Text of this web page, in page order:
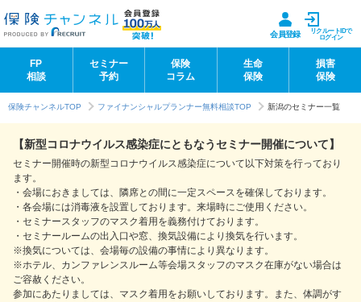
会員登録
リクルートIDで
ログイン
FP
相談
セミナー
予約
保険
コラム
生命
保険
損害
保険
保険チャンネルTOP ファイナンシャルプランナー無料相談TOP 新潟のセミナー一覧
【新型コロナウイルス感染症にともなうセミナー開催について】
セミナー開催時の新型コロナウイルス感染症について以下対策を行っており
ます。
・会場におきましては、隣席との間に一定スペースを確保しております。
・各会場には消毒液を設置しております。来場時にご使用ください。
・セミナースタッフのマスク着用を義務付けております。
・セミナールームの出入口や窓、換気設備により換気を行います。
※換気については、会場毎の設備の事情により異なります。
※ホテル、カンファレンスルーム等会場スタッフのマスク在庫がない場合は
ご容赦ください。
参加にあたりましては、マスク着用をお願いしております。また、体調がす